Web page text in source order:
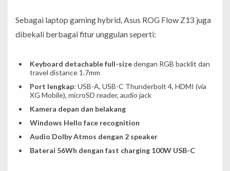
Sebagai laptop gaming hybrid, Asus ROG Flow Z13 juga
dibekali berbagai fitur unggulan seperti:
Keyboard detachable full-sizedengan RGB backlit dan
travel distance 1.7mm
Port lengkap: USB-A, USB-C Thunderbolt 4, HDMI (via
XG Mobile), microSD reader, audio jack
Kamera depan dan belakang
Windows Hello face recognition
Audio Dolby Atmos dengan 2 speaker
Baterai 56Wh dengan fast charging 100W USB-C